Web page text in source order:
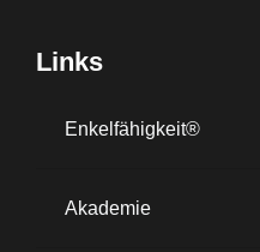
Links
Enkelfähigkeit®
Akademie